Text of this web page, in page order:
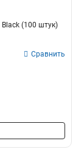
(100 штук)
Сравнить